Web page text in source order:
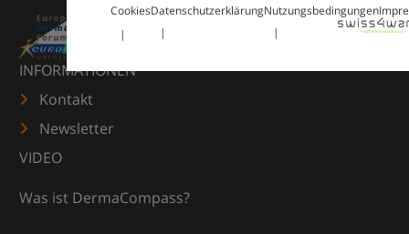
CookiesDatenschutzerklärungNutzungsbedingungen
INFORMATIONEN
Kontakt
Newsletter
VIDEO
Was ist DermaCompass?